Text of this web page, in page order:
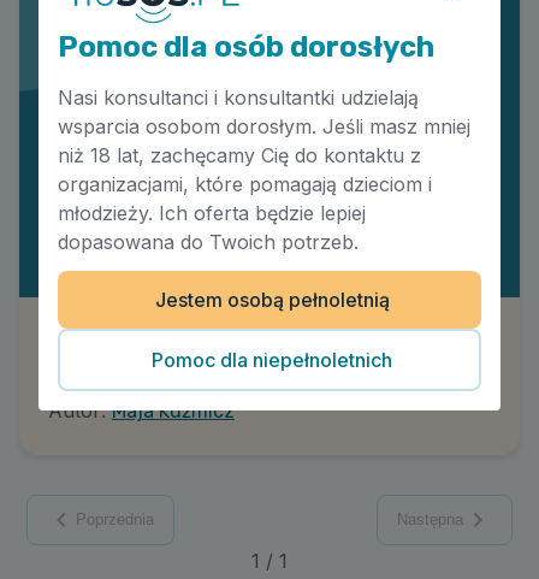
Doświadczenie przestępstwa a kryzys
Autor: Maja Kuźmicz
Poprzednia Następna
1 / 1
Pomoc dla osób dorosłych
Nasi konsultanci i konsultantki udzielają
wsparcia osobom dorosłym. Jeśli masz mniej
niż 18 lat, zachęcamy Cię do kontaktu z
organizacjami, które pomagają dzieciom i
młodzieży. Ich oferta będzie lepiej
dopasowana do Twoich potrzeb.
Jestem osobą pełnoletnią
Pomoc dla niepełnoletnich